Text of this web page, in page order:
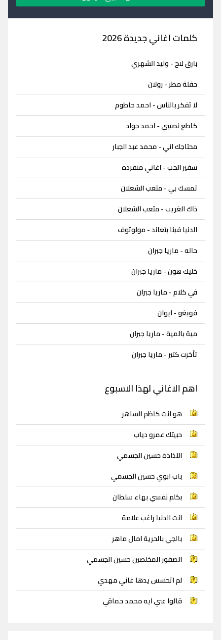
كلمات اغاني جديدة 2026
بارق لاح - وليد الشهري
حفلة مطر - رولان
لا تفكر بالناس - احمد حاطوم
كاطع نصيبي - احمد جواد
محتاجك اني - محمد عبد الجبار
سفير الحب - اغاني منفرده
تمسك بي - متعب الشعلان
ذاك الغريب - متعب الشعلان
الدنيا فينا بتعاند - مولوتوف
حاله - ماريا جبران
خليك هون - ماريا جبران
في كلام - ماريا جبران
فويغو - ايوان
مية بالمية - ماريا جبران
تأخرت كتير - ماريا جبران
اهم الاغاني لهذا الاسبوع
هو انت كاظم الساهر
حبيتك عمرو دياب
اللذاذة حسين الجسمي
باب ابوي حسين الجسمي
بكلم نفسي بهاء سلطان
انت الدنيا راغب علامة
بالجي بالحرية امال ماهر
الصقور المخلصين حسين الجسمي
لم اتحسس يدها غاني مهدي
قالوا عني ايه محمد حماقي